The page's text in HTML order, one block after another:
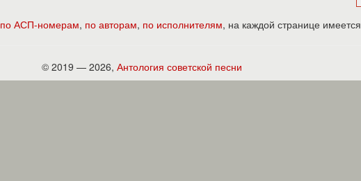
по АСП-номерам, по авторам, по исполнителям, на каждой странице имеется
© 2019 — 2026, Антология советской песни